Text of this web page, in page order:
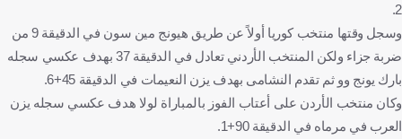
2.
وسجل وقتها منتخب كوريا أولاً عن طريق هيونج مين سون في الدقيقة 9 من
ضربة جزاء ولكن المنتخب الأردني تعادل في الدقيقة 37 بهدف عكسي سجله
بارك يونج وو ثم تقدم النشامى بهدف يزن النعيمات في الدقيقة 45+6.
وكان منتخب الأردن على أعتاب الفوز بالمباراة لولا هدف عكسي سجله يزن
العرب في مرماه في الدقيقة 90+1.